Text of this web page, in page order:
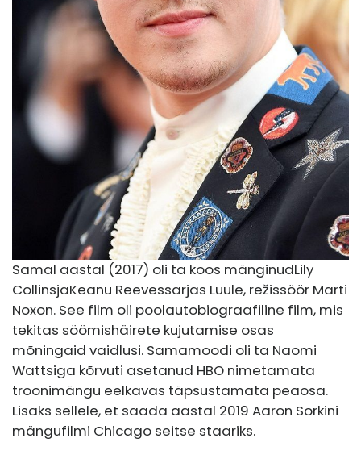
Samal aastal (2017) oli ta koos mänginudLily
CollinsjaKeanu Reevessarjas Luule, režissöör Marti
Noxon. See film oli poolautobiograafiline film, mis
tekitas söömishäirete kujutamise osas
mõningaid vaidlusi. Samamoodi oli ta Naomi
Wattsiga kõrvuti asetanud HBO nimetamata
troonimängu eelkavas täpsustamata peaosa.
Lisaks sellele, et saada aastal 2019 Aaron Sorkini
mängufilmi Chicago seitse staariks.